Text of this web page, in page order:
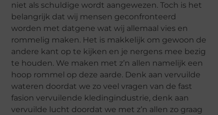
niet als schuldige wordt aangewezen. Toch is het
belangrijk dat wij mensen geconfronteerd
worden met datgene wat wij allemaal vies en
rommelig maken. Het is makkelijk om gewoon de
andere kant op te kijken en je nergens mee bezig
te houden. We maken met z’n allen namelijk een
hoop rommel op deze aarde. Denk aan vervuilde
wateren doordat we zo veel vragen van de fast
fasion vervuilende kledingindustrie, denk aan
vervuilde lucht doordat we met z’n allen zo graag